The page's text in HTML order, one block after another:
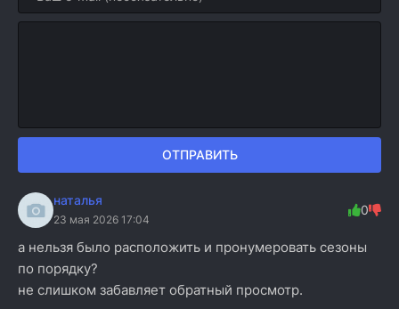
ОТПРАВИТЬ
наталья
23 мая 2026 17:04
0
а нельзя было расположить и пронумеровать сезоны
по порядку?
не слишком забавляет обратный просмотр.